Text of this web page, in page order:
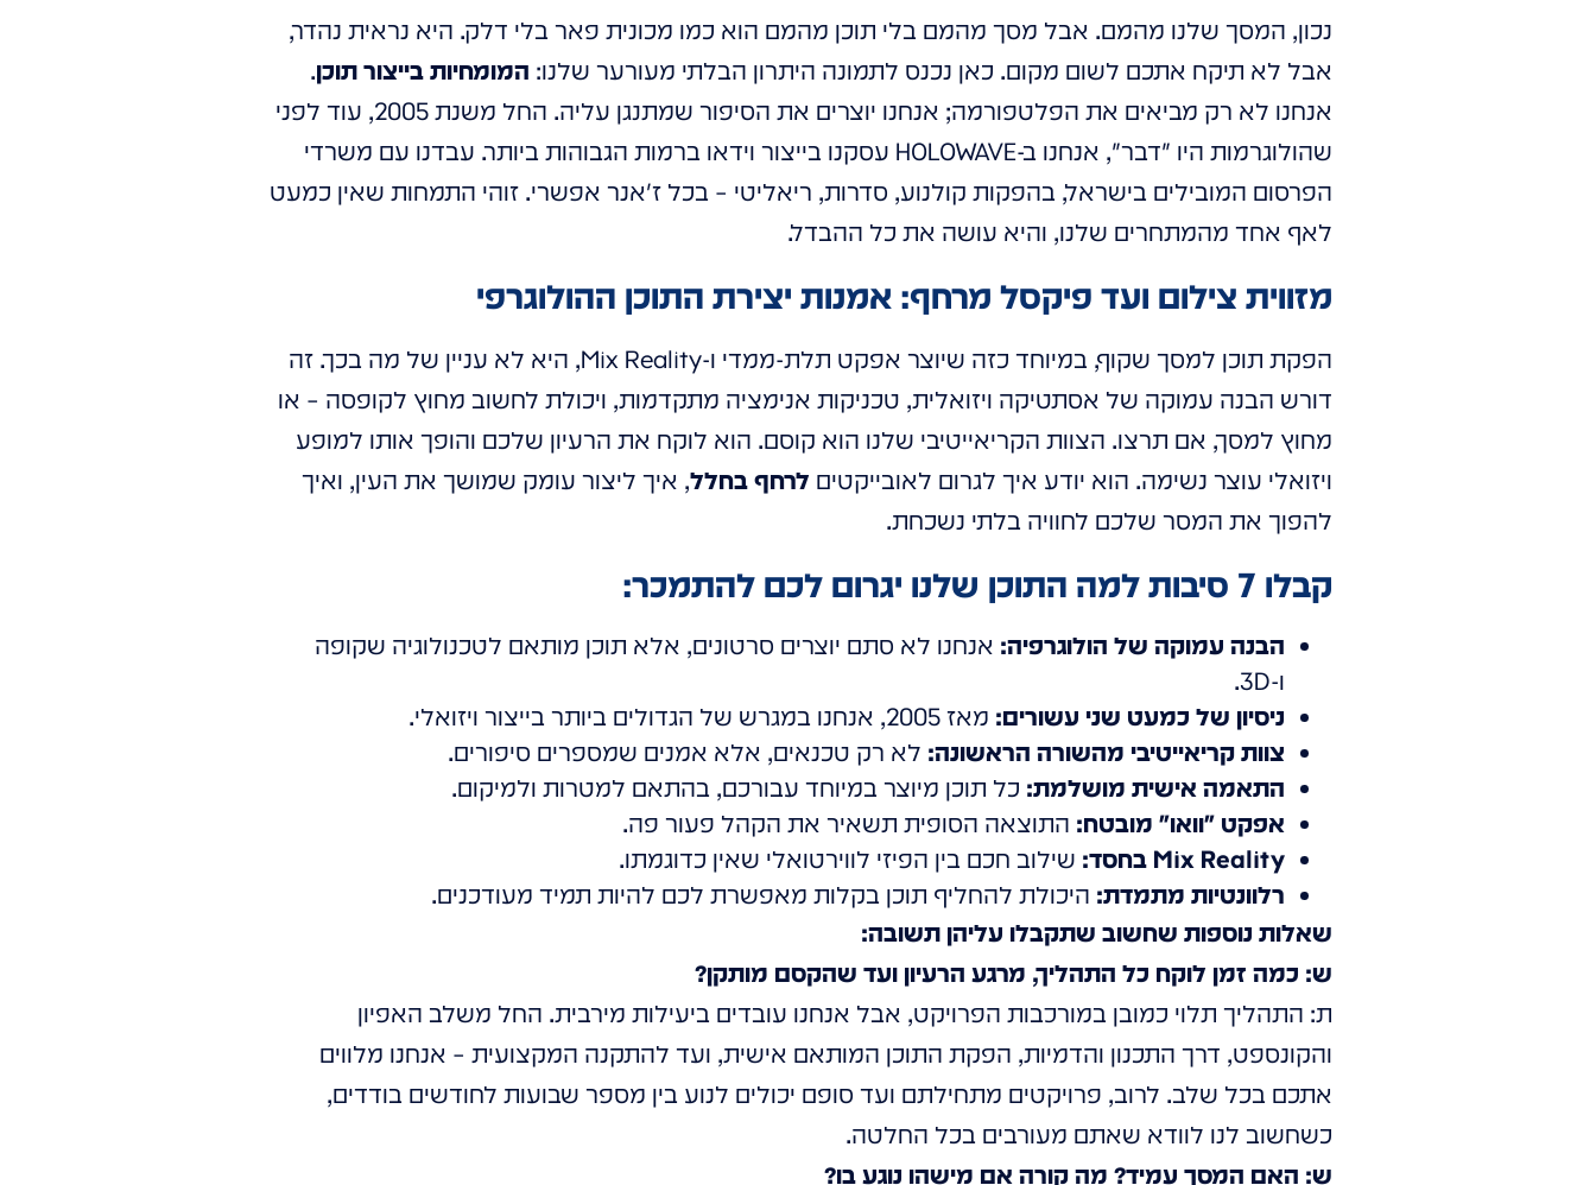
נכון, המסך שלנו מהמם. אבל מסך מהמם בלי תוכן מהמם הוא כמו מכונית פאר בלי דלק. היא נראית נהדר,
אבל לא תיקח אתכם לשום מקום. כאן נכנס לתמונה היתרון הבלתי מעורער שלנו: המומחיות בייצור תוכן.
אנחנו לא רק מביאים את הפלטפורמה; אנחנו יוצרים את הסיפור שמתנגן עליה. החל משנת 2005, עוד לפני
שהולוגרמות היו "דבר", אנחנו ב-HOLOWAVE עסקנו בייצור וידאו ברמות הגבוהות ביותר. עבדנו עם משרדי
הפרסום המובילים בישראל, בהפקות קולנוע, סדרות, ריאליטי – בכל ז'אנר אפשרי. זוהי התמחות שאין כמעט
לאף אחד מהמתחרים שלנו, והיא עושה את כל ההבדל.
מזווית צילום ועד פיקסל מרחף: אמנות יצירת התוכן ההולוגרפי
הפקת תוכן למסך שקוף, במיוחד כזה שיוצר אפקט תלת-ממדי ו-Mix Reality, היא לא עניין של מה בכך. זה
דורש הבנה עמוקה של אסתטיקה ויזואלית, טכניקות אנימציה מתקדמות, ויכולת לחשוב מחוץ לקופסה – או
מחוץ למסך, אם תרצו. הצוות הקריאייטיבי שלנו הוא קוסם. הוא לוקח את הרעיון שלכם והופך אותו למופע
ויזואלי עוצר נשימה. הוא יודע איך לגרום לאובייקטים לרחף בחלל, איך ליצור עומק שמושך את העין, ואיך
להפוך את המסר שלכם לחוויה בלתי נשכחת.
קבלו 7 סיבות למה התוכן שלנו יגרום לכם להתמכר:
הבנה עמוקה של הולוגרפיה: אנחנו לא סתם יוצרים סרטונים, אלא תוכן מותאם לטכנולוגיה שקופה
ו-3D.
ניסיון של כמעט שני עשורים: מאז 2005, אנחנו במגרש של הגדולים ביותר בייצור ויזואלי.
צוות קריאייטיבי מהשורה הראשונה: לא רק טכנאים, אלא אמנים שמספרים סיפורים.
התאמה אישית מושלמת: כל תוכן מיוצר במיוחד עבורכם, בהתאם למטרות ולמיקום.
אפקט "וואו" מובטח: התוצאה הסופית תשאיר את הקהל פעור פה.
Mix Reality בחסד:
שילוב חכם בין הפיזי לווירטואלי שאין כדוגמתו.
רלוונטיות מתמדת: היכולת להחליף תוכן בקלות מאפשרת לכם להיות תמיד מעודכנים.
שאלות נוספות שחשוב שתקבלו עליהן תשובה:
ש: כמה זמן לוקח כל התהליך, מרגע הרעיון ועד שהקסם מותקן?
ת: התהליך תלוי כמובן במורכבות הפרויקט, אבל אנחנו עובדים ביעילות מירבית. החל משלב האפיון
והקונספט, דרך התכנון והדמיות, הפקת התוכן המותאם אישית, ועד להתקנה המקצועית – אנחנו מלווים
אתכם בכל שלב. לרוב, פרויקטים מתחילתם ועד סופם יכולים לנוע בין מספר שבועות לחודשים בודדים,
כשחשוב לנו לוודא שאתם מעורבים בכל החלטה.
ש: האם המסך עמיד? מה קורה אם מישהו נוגע בו?